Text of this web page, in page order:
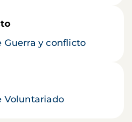
Guerra y conflicto
Voluntariado